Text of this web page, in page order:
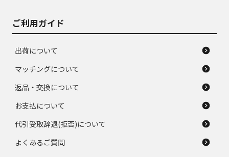
ご利用ガイド
出荷について
マッチングについて
返品・交換について
お支払について
代引受取辞退(拒否)について
よくあるご質問